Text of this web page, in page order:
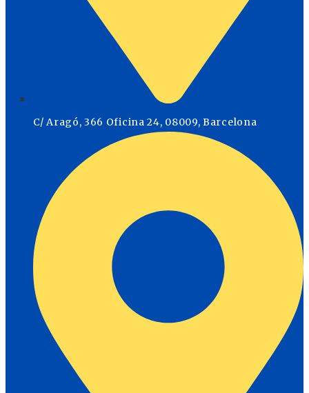
C/ Aragó, 366 Oficina 24, 08009, Barcelona